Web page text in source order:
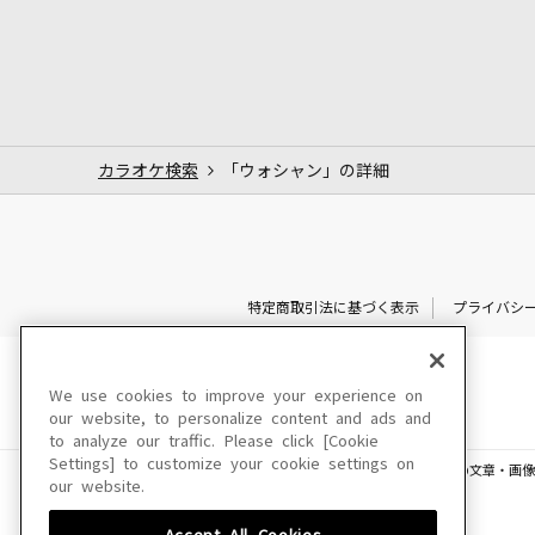
カラオケ検索 「ウォシャン」の詳細
特定商取引法に基づく表示 プライバシ
このサイトに掲載されている一切の文章・画
We use cookies to improve your experience on
our website, to personalize content and ads and
to analyze our traffic. Please click [Cookie
Settings] to customize your cookie settings on
our website.